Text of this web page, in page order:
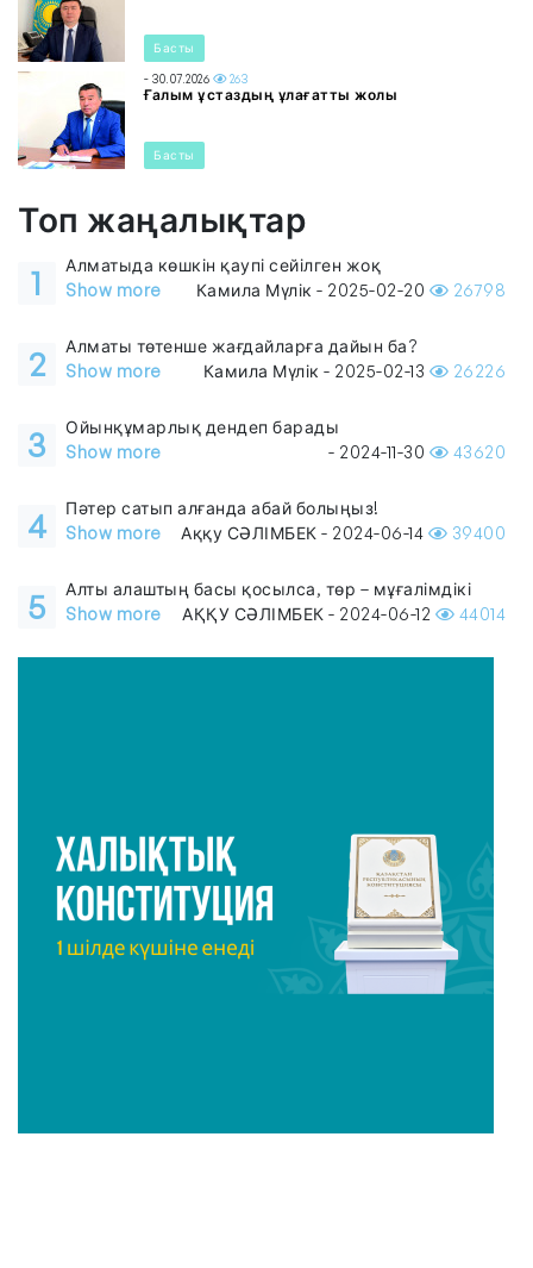
Басты
- 30.07.2026 263
Ғалым ұстаздың ұлағатты жолы
Басты
Топ жаңалықтар
1
Алматыда көшкін қаупі сейілген жоқ
Show more
Камила Мүлік - 2025-02-20 26798
2
Алматы төтенше жағдайларға дайын ба?
Show more
Камила Мүлік - 2025-02-13 26226
3
Ойынқұмарлық дендеп барады
Show more
- 2024-11-30 43620
4
Пәтер сатып алғанда абай болыңыз!
Show more
Аққу СӘЛІМБЕК - 2024-06-14 39400
5
Алты алаштың басы қосылса, төр – мұғалімдікі
Show more
АҚҚУ СӘЛІМБЕК - 2024-06-12 44014